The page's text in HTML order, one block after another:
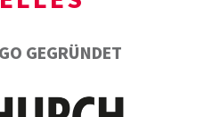
GEGRÜNDET